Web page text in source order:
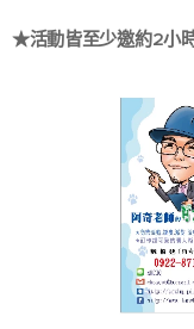
★活動皆至少邀約2小